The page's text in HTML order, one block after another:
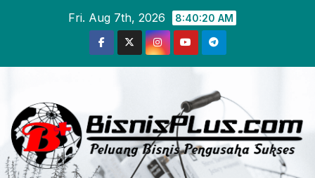
Fri. Aug 7th, 2026 8:40:20 AM